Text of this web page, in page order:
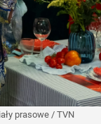
prasowe / TVN